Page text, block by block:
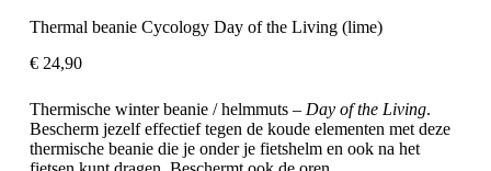
Thermal beanie Cycology Day of the Living (lime)
€24,90
Thermische winter beanie / helmmuts – Day of the Living.
Bescherm jezelf effectief tegen de koude elementen met deze
thermische beanie die je onder je fietshelm en ook na het